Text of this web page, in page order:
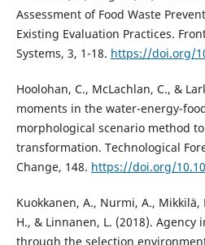
Assessment of Food Waste
Existing Evaluation Practices.
Systems, 3, 1-18. https://doi.org/
Hoolohan, C., McLachlan, C., &
moments in the water-energy-
morphological scenario method
transformation. Technological
Change, 148. https://doi.org/
Kuokkanen, A., Nurmi, A.,
H., & Linnanen, L. (2018).
through the selection